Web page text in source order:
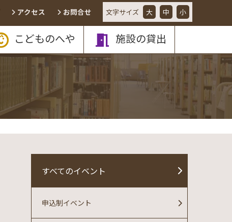
文字サイズ 大 中 小
アクセス お問合せ
こどものへや 施設の貸出
すべてのイベント
申込制イベント